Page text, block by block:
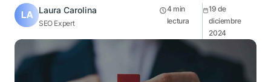
Laura Carolina
SEO Expert
4 min
lectura
19 de
diciembre
2024